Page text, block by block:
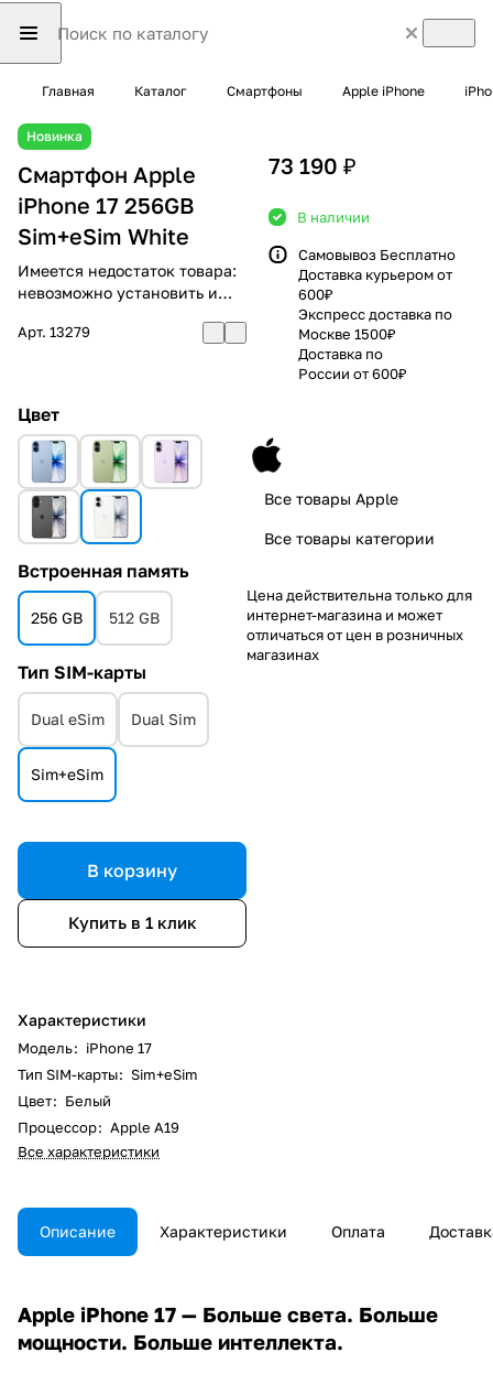
Главная Каталог Смартфоны Apple iPhone
Новинка
Смартфон Apple
iPhone 17 256GB
Sim+eSim White
Имеется недостаток товара:
невозможно установить и
Арт. 13279
Цвет
Встроенная память
256 GB 512 GB
Тип SIM-карты
Dual eSim Dual Sim
Sim+eSim
В корзину
Купить в 1 клик
Характеристики
Модель: iPhone 17
Тип SIM-карты: Sim+eSim
Цвет: Белый
Процессор: Apple A19
Все характеристики
73 190 ₽
В наличии
Самовывоз Бесплатно
Доставка курьером от
600₽
Экспресс доставка по
Москве 1500₽
Доставка по
России от 600₽
Все товары Apple
Все товары категории
Цена действительна только для
интернет-магазина и может
отличаться от цен в розничных
магазинах
Описание Характеристики Оплата
Apple iPhone 17 — Больше света. Больше
мощности. Больше интеллекта.